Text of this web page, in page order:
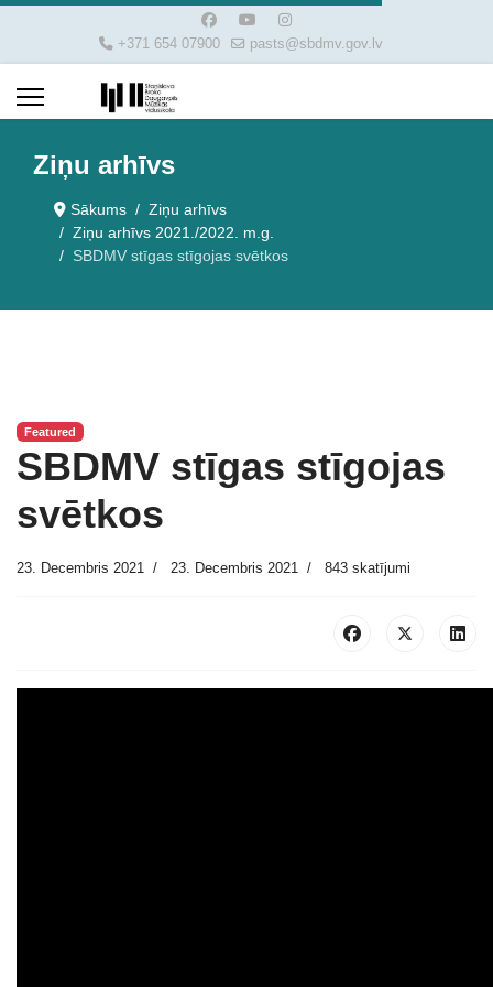
+371 654 07900 pasts@sbdmv.gov.lv
Ziņu arhīvs
Sākums
Ziņu arhīvs
Ziņu arhīvs 2021./2022. m.g.
SBDMV stīgas stīgojas svētkos
Featured
SBDMV stīgas stīgojas
svētkos
23. Decembris 2021 23. Decembris 2021 843 skatījumi